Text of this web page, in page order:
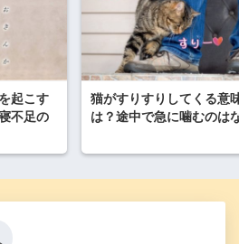
起こす
不足の
猫がすりすりしてくる意
は？途中で急に噛むのは